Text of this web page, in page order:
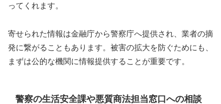
ってくれます。
寄せられた情報は金融庁から警察庁へ提供され、業者の摘
発に繋がることもあります。被害の拡大を防ぐためにも、
まずは公的な機関に情報提供することが重要です。
警察の生活安全課や悪質商法担当窓口への相談